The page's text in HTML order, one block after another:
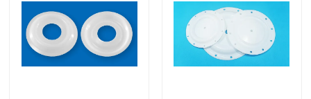
Werksbesichtigung